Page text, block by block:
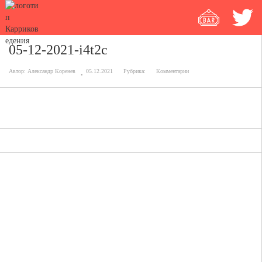
05-12-2021-i4t2c
Автор: Александр Коренев 05.12.2021 Рубрика: Комментарии